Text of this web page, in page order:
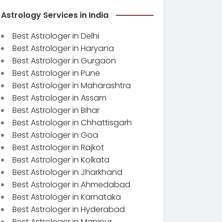
Astrology Services in India
Best Astrologer in Delhi
Best Astrologer in Haryana
Best Astrologer in Gurgaon
Best Astrologer in Pune
Best Astrologer in Maharashtra
Best Astrologer in Assam
Best Astrologer in Bihar
Best Astrologer in Chhattisgarh
Best Astrologer in Goa
Best Astrologer in Rajkot
Best Astrologer in Kolkata
Best Astrologer in Jharkhand
Best Astrologer in Ahmedabad
Best Astrologer in Karnataka
Best Astrologer in Hyderabad